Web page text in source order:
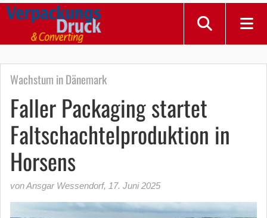
Wachstum in Dänemark
Faller Packaging startet
Faltschachtelproduktion in
Horsens
von Ansgar Wessendorf, 17. Juni 2025